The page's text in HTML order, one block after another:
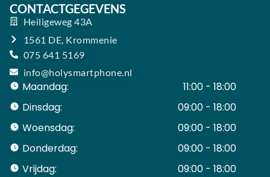
CONTACTGEGEVENS
Heiligeweg 43A
1561 DE, Krommenie
075 641 5169
info@holysmartphone.nl
Maandag:
11:00 - 18:00
Dinsdag:
09:00 - 18:00
Woensdag:
09:00 - 18:00
Donderdag:
09:00 - 18:00
Vrijdag:
09:00 - 18:00